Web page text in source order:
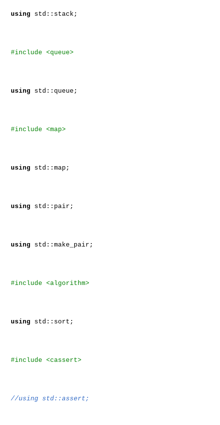
using std::stack;
#include <queue>
using std::queue;
#include <map>
using std::map;
using std::pair;
using std::make_pair;
#include <algorithm>
using std::sort;
#include <cassert>
//using std::assert;